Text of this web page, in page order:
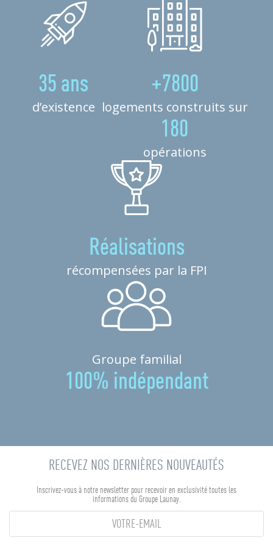
35 ans
d’existence
+7800
logements construits sur
180
opérations
Réalisations
récompensées par la FPI
Groupe familial
100% indépendant
RECEVEZ NOS DERNIÈRES NOUVEAUTÉS
Inscrivez-vous à notre newsletter pour recevoir en exclusivité toutes les
informations du Groupe Launay.